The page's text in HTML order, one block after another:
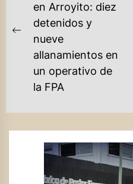
ENTRADAS
Previous
post:
en Arroyito: diez
detenidos y
nueve
allanamientos en
un operativo de
la FPA